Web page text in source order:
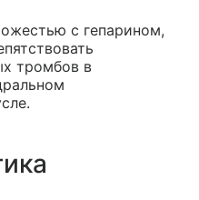
с гепарином,
тромбов в